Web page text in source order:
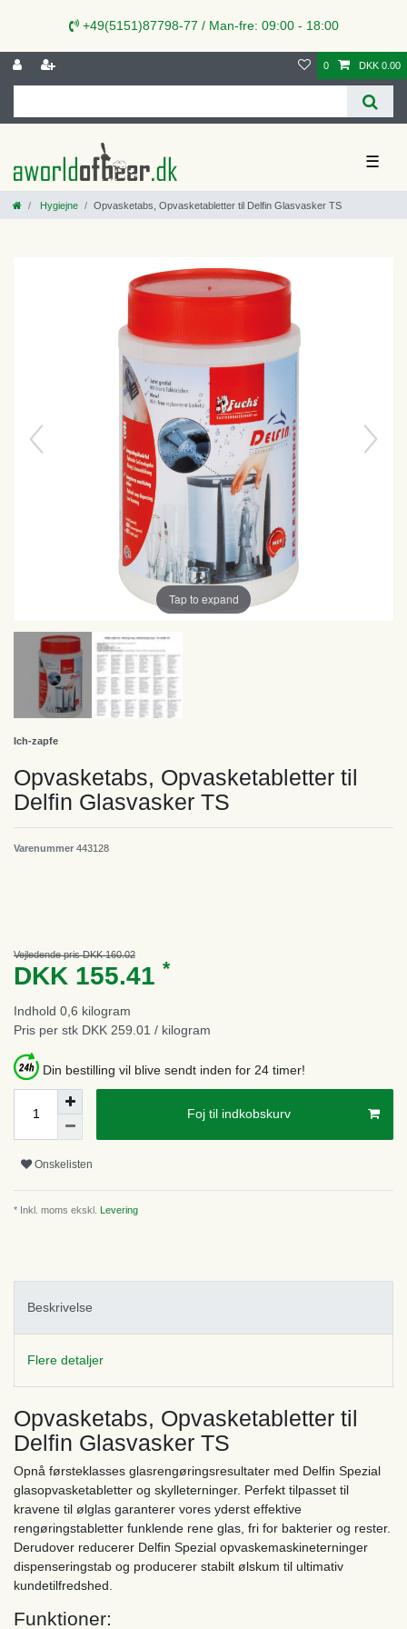
+49(5151)87798-77 / Man-fre: 09:00 - 18:00
0 DKK 0.00
☰
Hygiejne Opvasketabs, Opvasketabletter til Delfin Glasvasker TS
Tap to expand
Ich-zapfe
Opvasketabs, Opvasketabletter til
Delfin Glasvasker TS
Varenummer 443128
Vejledende pris DKK 160.02
DKK 155.41 *
Indhold 0,6 kilogram
Pris per stk DKK 259.01 / kilogram
Din bestilling vil blive sendt inden for 24 timer!
Foj til indkobskurv
Onskelisten
* Inkl. moms ekskl. Levering
Beskrivelse
Flere detaljer
Opvasketabs, Opvasketabletter til
Delfin Glasvasker TS
Opnå førsteklasses glasrengøringsresultater med Delfin Spezial
glasopvasketabletter og skylleterninger. Perfekt tilpasset til
kravene til ølglas garanterer vores yderst effektive
rengøringstabletter funklende rene glas, fri for bakterier og rester.
Derudover reducerer Delfin Spezial opvaskemaskineterninger
dispenseringstab og producerer stabilt ølskum til ultimativ
kundetilfredshed.
Funktioner: